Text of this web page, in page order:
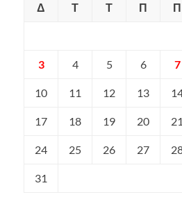
Δ
Τ Τ Π Π
3 4 5 6 7
10 11 12 13
17 18 19 20 21
24 25 26 27
31